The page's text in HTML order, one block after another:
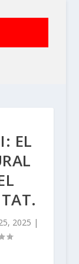
EL
2025 |